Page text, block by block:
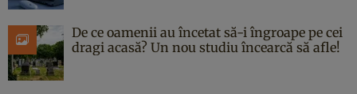
De ce oamenii au încetat să-i îngroape pe cei
dragi acasă? Un nou studiu încearcă să afle!